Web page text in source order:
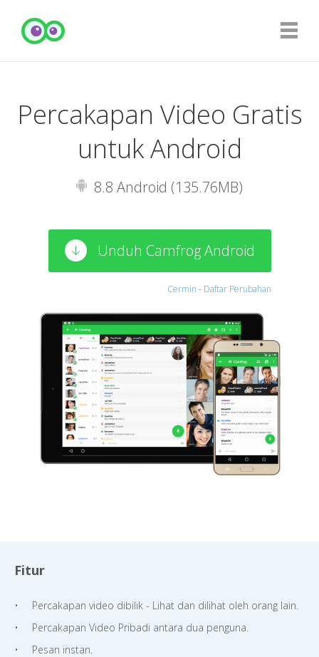
Percakapan Video Gratis
untuk Android
8.8 Android (135.76MB)
Unduh Camfrog Android
Cermin - Daftar Perubahan
Fitur
Percakapan video dibilik - Lihat dan dilihat oleh orang lain.
Percakapan Video Pribadi antara dua penguna.
Pesan instan.